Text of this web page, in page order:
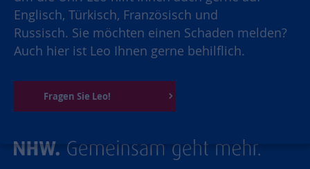
Englisch, Türkisch, Französisch und
Russisch. Sie möchten einen Schaden melden?
Auch hier ist Leo Ihnen gerne behilflich.
Fragen Sie Leo!